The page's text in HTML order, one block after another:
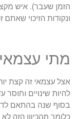
הזמן שעבר). איש
ונקודות הזיכוי
מתי
אצל עצמאי זה קצת
להיות שינויים
בסוף שנה בהתאם
כלומר מהכיוון הזה